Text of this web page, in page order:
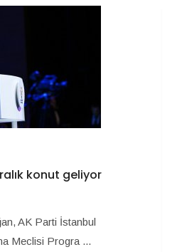
konut geliyor
AK Parti İstanbul
Meclisi Progra ...